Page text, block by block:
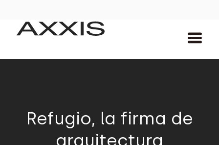
Refugio, la firma de
arquitectura